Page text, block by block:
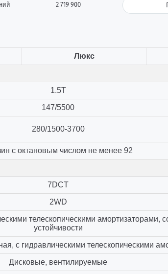
2 719 900
Люкс
1.5T
147/5500
280/1500-3700
с октановым числом не менее 92
7DCT
2WD
телескопическими амортизаторами,
устойчивости
с гидравлическими телескопическими
Дисковые, вентилируемые